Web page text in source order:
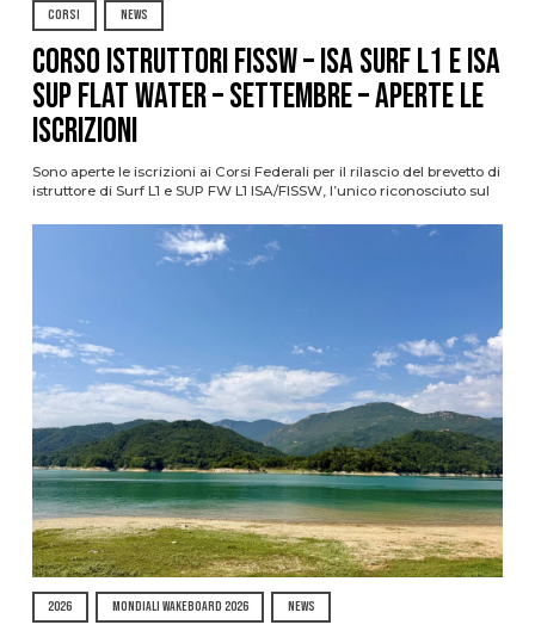
CORSI NEWS
CORSO ISTRUTTORI FISSW – ISA SURF L1 e ISA
SUP Flat Water – SETTEMBRE – APERTE LE
ISCRIZIONI
Sono aperte le iscrizioni ai Corsi Federali per il rilascio del brevetto di
istruttore di Surf L1 e SUP FW L1 ISA/FISSW, l’unico riconosciuto sul
2026 MONDIALI WAKEBOARD 2026 NEWS